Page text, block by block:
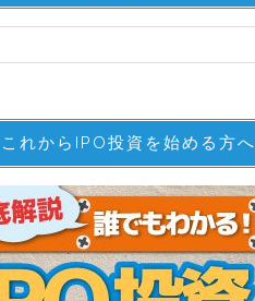
これからIPO投資を始める方へ